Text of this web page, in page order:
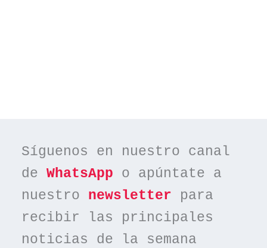
Síguenos en nuestro canal
de WhatsApp o apúntate a
nuestro newsletter para
recibir las principales
noticias de la semana